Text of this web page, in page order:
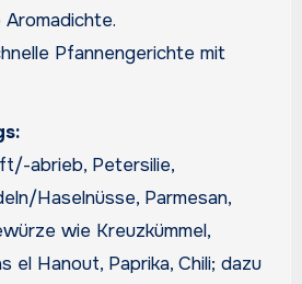
Pfannengerichte mit
abrieb, Petersilie,
Haselnüsse, Parmesan,
wie Kreuzkümmel,
el Hanout, Paprika, Chili; dazu